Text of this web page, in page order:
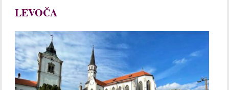
LEVOČA